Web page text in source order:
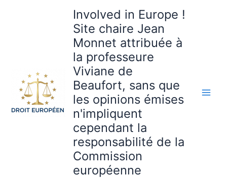
Involved in Europe !
Site chaire Jean
Monnet attribuée à
la professeure
Viviane de
Beaufort, sans que
les opinions émises
n'impliquent
cependant la
responsabilité de la
Commission
européenne